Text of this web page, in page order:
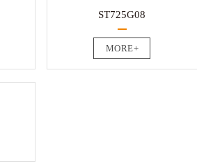
ST725G08
MORE+